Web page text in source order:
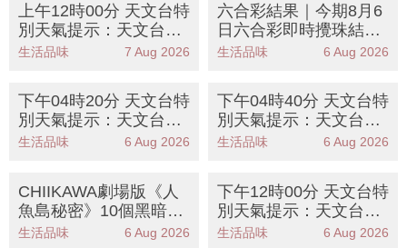
上午12時00分 天文台特
別天氣提示：天文台提
醒週末酷熱天氣市民需
生活品味 7 Aug 2026
六合彩結果｜今期8月6
日六合彩即時攪珠結果
｜中獎號碼＋頭獎派彩
生活品味 6 Aug 2026
下午04時20分 天文台特
別天氣提示：天文台提
醒高溫天氣持續市民需
生活品味 6 Aug 2026
下午04時40分 天文台特
別天氣提示：天文台預
測週末酷熱天氣市民需
生活品味 6 Aug 2026
CHIIKAWA劇場版《人
魚島秘密》10個黑暗細
節！賽蓮與永生真相
生活品味 6 Aug 2026
下午12時00分 天文台特
別天氣提示：天文台提
醒週末酷熱天氣市民需
生活品味 6 Aug 2026